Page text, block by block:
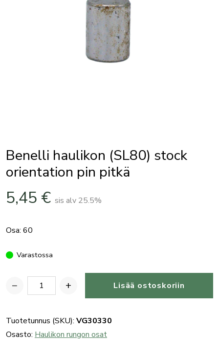
Benelli haulikon (SL80) stock
orientation pin pitkä
5,45 € sis alv 25.5%
Osa: 60
Varastossa
−
Benelli
(SL80)
stock
+ Lisää ostoskoriin
Tuotetunnus (SKU): VG30330
Osasto: Haulikon rungon osat